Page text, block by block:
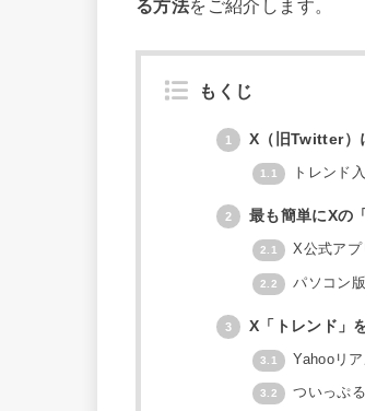
る方法をご紹介します。
もくじ
1 X（旧Twitter）
1.1 トレンド
2 最も簡単にXの
2.1 X公式アプ
2.2 パソコン
3 X「トレンド」
3.1 Yahooリ
3.2 ついっぷ